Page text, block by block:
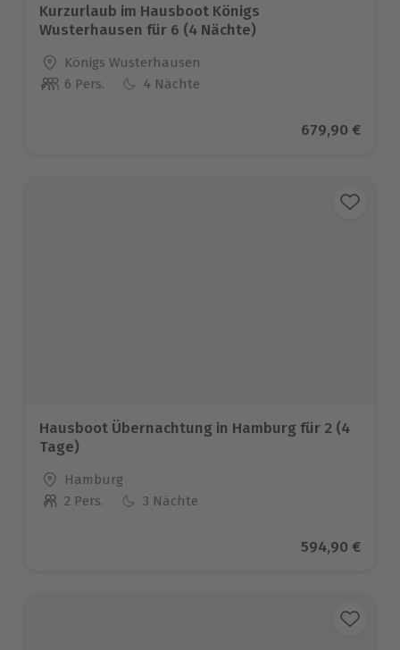
Kurzurlaub im Hausboot Königs
Wusterhausen für 6 (4 Nächte)
Standort
Königs Wusterhausen
Anzahl der Teilnehmer
6 Pers. 4 Nächte
Aktueller
679,90 €
Hausboot Übernachtung in Hamburg für 2 (4
Tage)
Standort
Hamburg
Anzahl der Teilnehmer
2 Pers. 3 Nächte
Aktueller
594,90 €